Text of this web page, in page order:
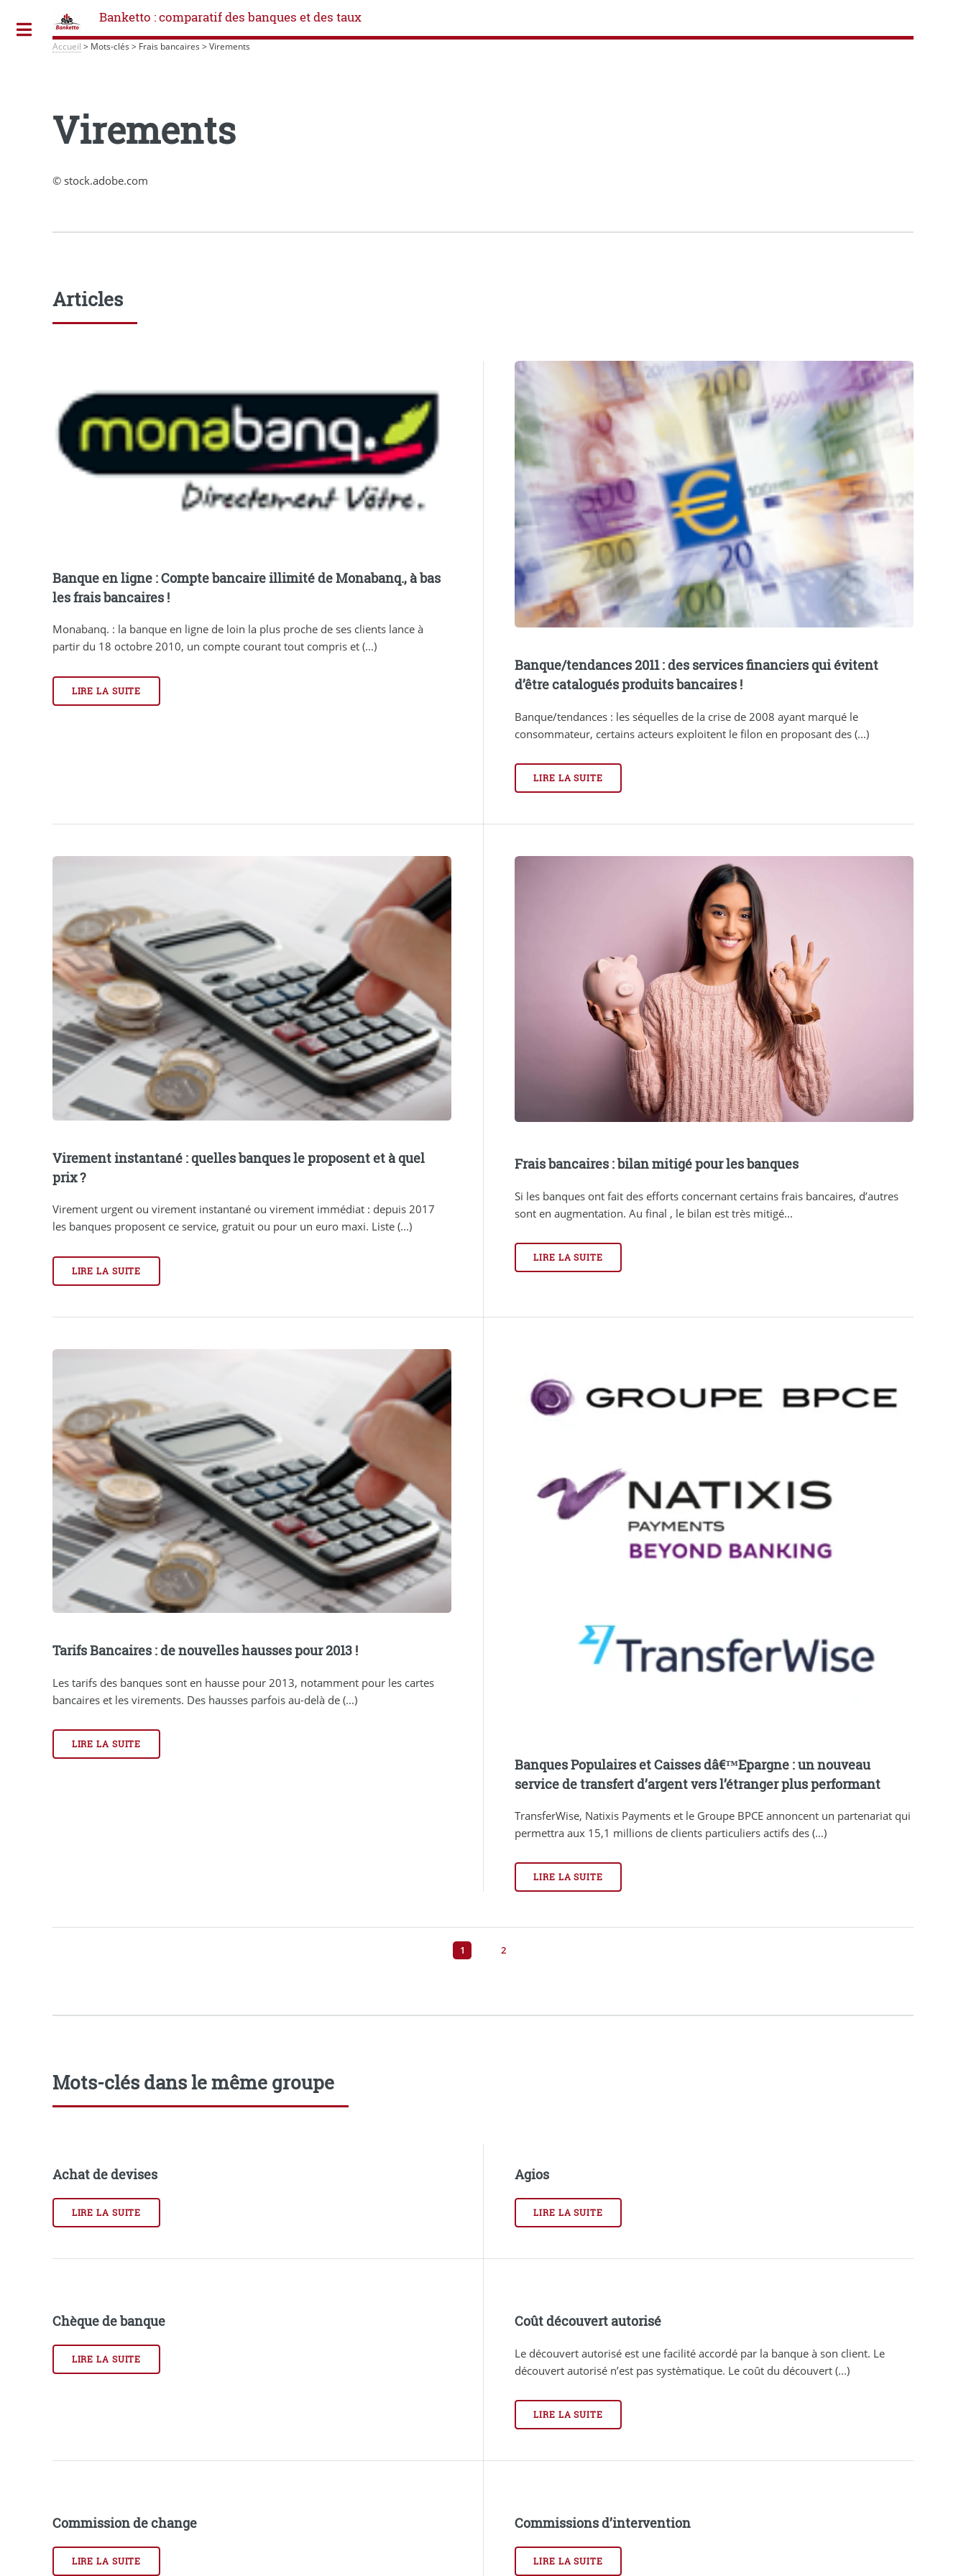
Banketto : comparatif des banques et des taux
Accueil > Mots-clés > Frais bancaires >Virements
Virements
© stock.adobe.com
Articles
Banque en ligne : Compte bancaire illimité de Monabanq., à bas
les frais bancaires !
Monabanq. : la banque en ligne de loin la plus proche de ses clients lance à
partir du 18 octobre 2010, un compte courant tout compris et (...)
LIRE LA SUITE
Banque/tendances 2011 : des services financiers qui évitent
d’être catalogués produits bancaires !
Banque/tendances : les séquelles de la crise de 2008 ayant marqué le
consommateur, certains acteurs exploitent le filon en proposant des (...)
LIRE LA SUITE
Virement instantané : quelles banques le proposent et à quel
prix ?
Virement urgent ou virement instantané ou virement immédiat : depuis 2017
les banques proposent ce service, gratuit ou pour un euro maxi. Liste (...)
LIRE LA SUITE
Frais bancaires : bilan mitigé pour les banques
Si les banques ont fait des efforts concernant certains frais bancaires, d’autres
sont en augmentation. Au final , le bilan est très mitigé...
LIRE LA SUITE
Tarifs Bancaires : de nouvelles hausses pour 2013 !
Les tarifs des banques sont en hausse pour 2013, notamment pour les cartes
bancaires et les virements. Des hausses parfois au-delà de (...)
LIRE LA SUITE
Banques Populaires et Caisses dâ€™Epargne : un nouveau
service de transfert d’argent vers l’étranger plus performant
TransferWise, Natixis Payments et le Groupe BPCE annoncent un partenariat qui
permettra aux 15,1 millions de clients particuliers actifs des (...)
LIRE LA SUITE
1 2
Mots-clés dans le même groupe
Achat de devises
LIRE LA SUITE
Agios
LIRE LA SUITE
Chèque de banque
LIRE LA SUITE
Coût découvert autorisé
Le découvert autorisé est une facilité accordé par la banque à son client. Le
découvert autorisé n’est pas systèmatique. Le coût du découvert (...)
LIRE LA SUITE
Commission de change
LIRE LA SUITE
Commissions d’intervention
LIRE LA SUITE
Toggle